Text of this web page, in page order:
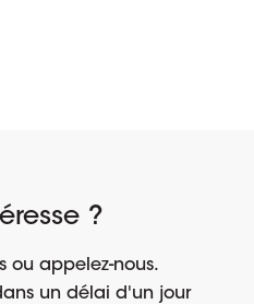
?
ou appelez-nous.
un délai d'un jour